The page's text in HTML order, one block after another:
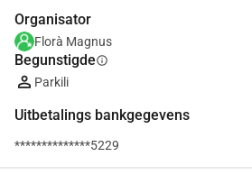
Organisator
Florà Magnus
Begunstigdeinfo
Parkili
Uitbetalings bankgegevens
**************5229